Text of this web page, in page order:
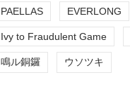
PAELLAS EVERLONG
Ivy to Fraudulent Game
鳴ル銅鑼 ウソツキ